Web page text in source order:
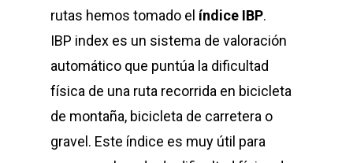
rutas hemos tomado el índice IBP.
IBP index es un sistema de valoración
automático que puntúa la dificultad
física de una ruta recorrida en bicicleta
de montaña, bicicleta de carretera o
gravel. Este índice es muy útil para